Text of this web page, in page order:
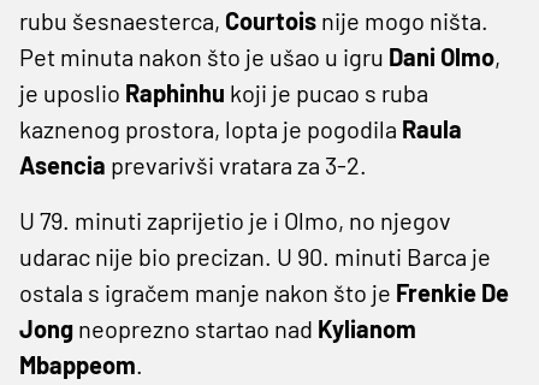
rubu šesnaesterca, Courtois nije mogo ništa.
Pet minuta nakon što je ušao u igru Dani Olmo,
je uposlio Raphinhu koji je pucao s ruba
kaznenog prostora, lopta je pogodila Raula
Asencia prevarivši vratara za 3-2.
U 79. minuti zaprijetio je i Olmo, no njegov
udarac nije bio precizan. U 90. minuti Barca je
ostala s igračem manje nakon što je Frenkie De
Jong neoprezno startao nad Kylianom
Mbappeom.